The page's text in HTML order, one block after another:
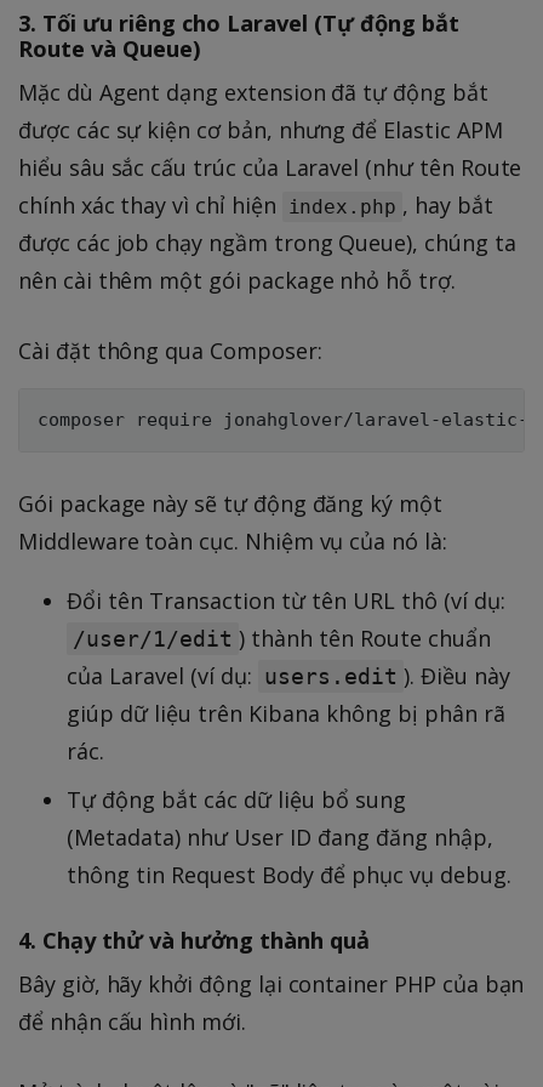
3. Tối ưu riêng cho Laravel (Tự động bắt
Route và Queue)
Mặc dù Agent dạng extension đã tự động bắt
được các sự kiện cơ bản, nhưng để Elastic APM
hiểu sâu sắc cấu trúc của Laravel (như tên Route
chính xác thay vì chỉ hiện
index.php , hay bắt
được các job chạy ngầm trong Queue), chúng ta
nên cài thêm một gói package nhỏ hỗ trợ.
Cài đặt thông qua Composer:
Gói package này sẽ tự động đăng ký một
Middleware toàn cục. Nhiệm vụ của nó là:
Đổi tên Transaction từ tên URL thô (ví dụ:
/user/1/edit ) thành tên Route chuẩn
của Laravel (ví dụ: users.edit ). Điều này
giúp dữ liệu trên Kibana không bị phân rã
rác.
Tự động bắt các dữ liệu bổ sung
(Metadata) như User ID đang đăng nhập,
thông tin Request Body để phục vụ debug.
4. Chạy thử và hưởng thành quả
Bây giờ, hãy khởi động lại container PHP của bạn
để nhận cấu hình mới.